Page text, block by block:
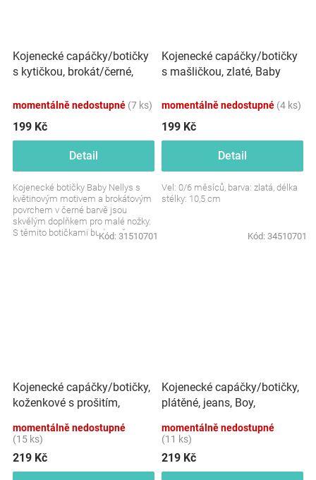
Kojenecké capáčky/botičky
s kytičkou, brokát/černé,
momentálně nedostupné (7 ks)
199 Kč
Detail
Kojenecké botičky Baby Nellys s
květinovým motivem a brokátovým
povrchem v černé barvě jsou
skvělým doplňkem pro malé nožky.
S těmito botičkami bude vaše
Kód: 31510701
Kojenecké capáčky/botičky
s mašličkou, zlaté, Baby
momentálně nedostupné (4 ks)
199 Kč
Detail
Vel: 0/6 měsíců, barva: zlatá, délka
stélky: 10,5 cm
Kód: 34510701
Kojenecké capáčky/botičky,
koženkové s prošitím,
momentálně nedostupné
(15 ks)
219 Kč
Kojenecké capáčky/botičky,
plátěné, jeans, Boy,
momentálně nedostupné
(11 ks)
219 Kč